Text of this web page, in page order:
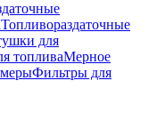
Топливораздаточные
для
топливаМерное
Фильтры для